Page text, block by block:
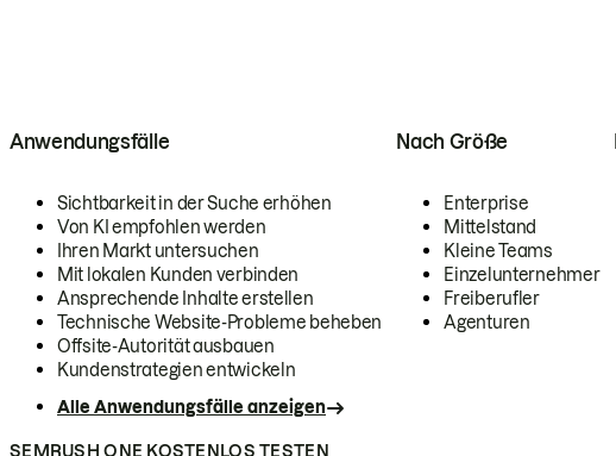
Anwendungsfälle
Sichtbarkeit in der Suche erhöhen
Von KI empfohlen werden
Ihren Markt untersuchen
Mit lokalen Kunden verbinden
Ansprechende Inhalte erstellen
Technische Website-Probleme beheben
Offsite-Autorität ausbauen
Kundenstrategien entwickeln
Alle Anwendungsfälle anzeigen
Nach Größe
Enterprise
Mittelstand
Kleine Teams
Einzelunternehmer
Freiberufler
Agenturen
SEMRUSH ONE KOSTENLOS TESTEN